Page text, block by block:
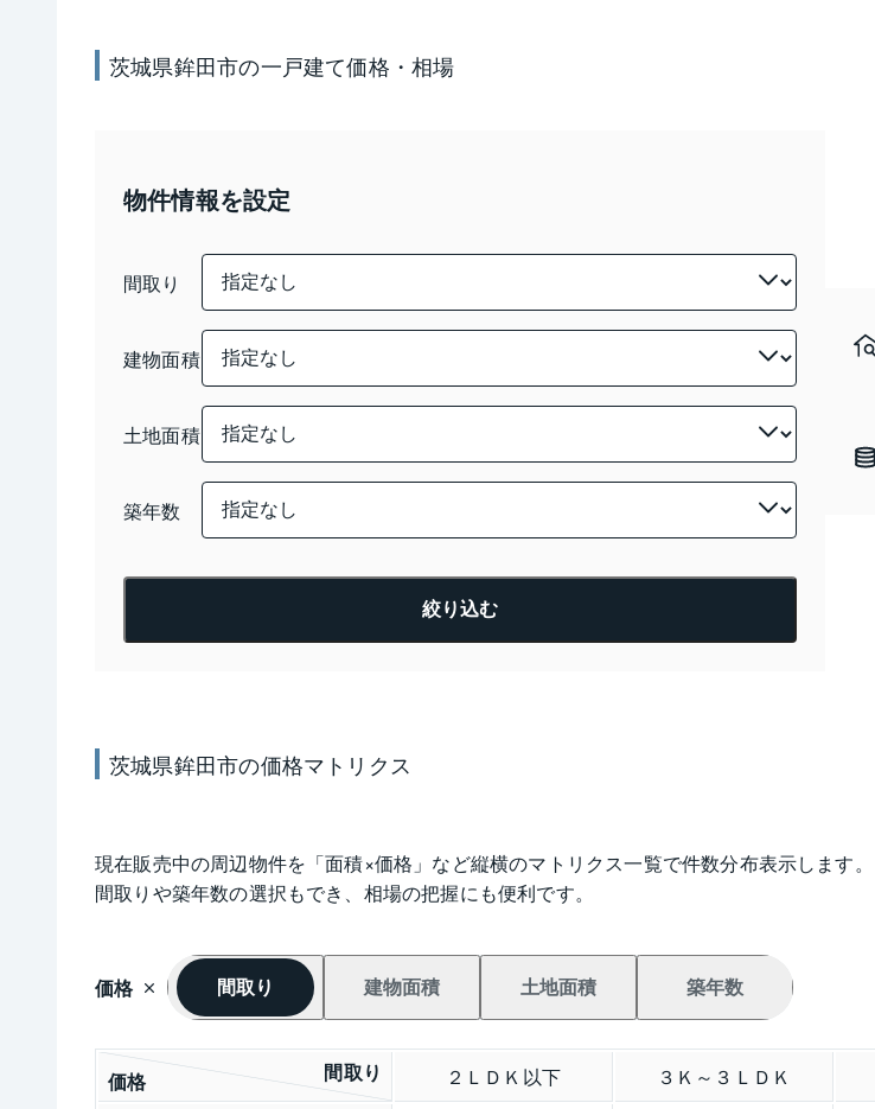
茨城県鉾田市の一戸建て価格・相場
物件情報を設定
間取り
建物面積
土地面積
築年数
絞り込む
茨城県鉾田市の価格マトリクス
現在販売中の周辺物件を「面積×価格」など縦横のマトリクス一覧で件数分布表示します。
間取りや築年数の選択もでき、相場の把握にも便利です。
価格 間取り 建物面積 土地面積 築年数
価格 間取り ２ＬＤＫ以下 ３Ｋ～３ＬＤＫ